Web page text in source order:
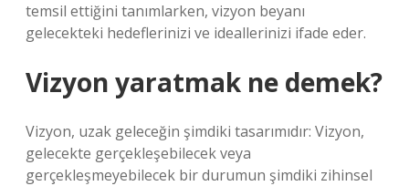
temsil ettiğini tanımlarken, vizyon beyanı
gelecekteki hedeflerinizi ve ideallerinizi ifade eder.
Vizyon yaratmak ne demek?
Vizyon, uzak geleceğin şimdiki tasarımıdır: Vizyon,
gelecekte gerçekleşebilecek veya
gerçekleşmeyebilecek bir durumun şimdiki zihinsel